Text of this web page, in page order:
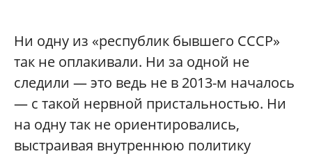
Ни одну из «республик бывшего СССР»
так не оплакивали. Ни за одной не
следили — это ведь не в 2013-м началось
— с такой нервной пристальностью. Ни
на одну так не ориентировались,
выстраивая внутреннюю политику